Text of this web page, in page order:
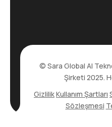
© Sara Global AI
Şirketi 2025.
GizlilikKullanım Şartları
Sözleşmesi